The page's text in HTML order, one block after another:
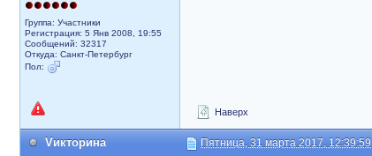
Группа: Участники
Регистрация: 5 Янв 2008, 19:55
Сообщений: 32317
Откуда: Санкт-Петербург
Пол:
Наверх
Vикторина Пятница, 31 марта 2017, 12:39:59